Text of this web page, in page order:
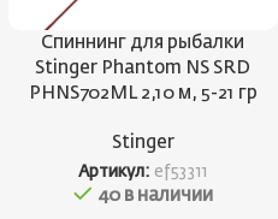
Спиннинг для рыбалки
Stinger Phantom NS SRD
PHNS702ML 2,10 м, 5-21 гр
Stinger
Артикул: ef53311
40 в наличии